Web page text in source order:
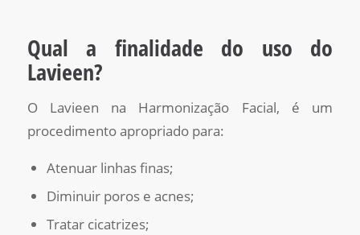
Qual a finalidade do uso do
Lavieen?
O Lavieen na Harmonização Facial, é um
procedimento apropriado para:
Atenuar linhas finas;
Diminuir poros e acnes;
Tratar cicatrizes;